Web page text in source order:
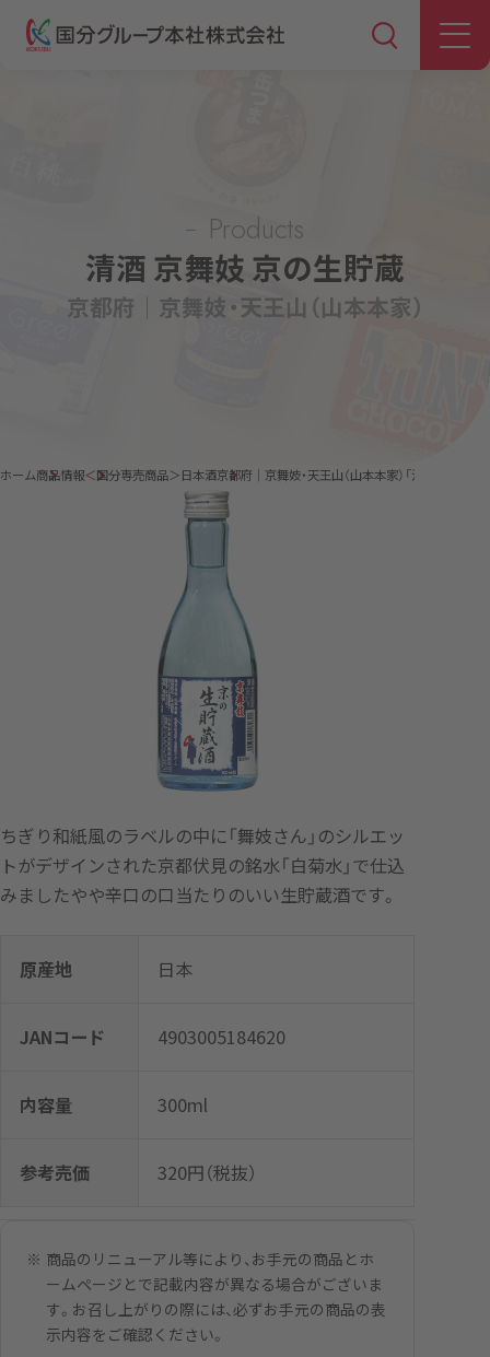
Products
清酒 京舞妓 京の生貯蔵
京都府｜京舞妓・天王山（山本本家）
ホーム商品情報＜国分専売商品＞日本酒京都府｜京舞妓・天王山（山本本家）「清酒 京舞妓
ちぎり和紙風のラベルの中に「舞妓さん」のシルエッ
トがデザインされた京都伏見の銘水「白菊水」で仕込
みましたやや辛口の口当たりのいい生貯蔵酒です。
原産地 日本
JANコード 4903005184620
内容量 300ml
参考売価 320円（税抜）
商品のリニューアル等により、お手元の商品とホ
ームページとで記載内容が異なる場合がございま
す。お召し上がりの際には、必ずお手元の商品の表
示内容をご確認ください。